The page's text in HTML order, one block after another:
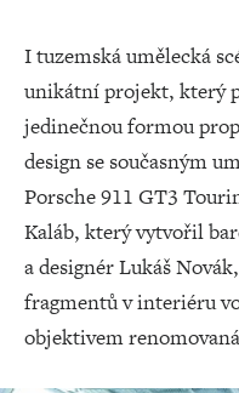
I tuzemská umělecká
unikátní projekt, který
jedinečnou formou
design se současným
Porsche 911 GT3
Kaláb, který vytvořil
a designér Lukáš
fragmentů v interiéru
objektivem